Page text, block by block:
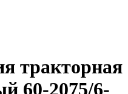
тракторная
60-2075/6-